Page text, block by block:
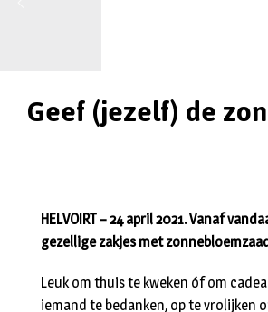
Geef (jezelf) de
HELVOIRT – 24 april 2021. Vanaf
gezellige zakjes met
Leuk om thuis te kweken óf om
iemand te bedanken, op te vrolijken